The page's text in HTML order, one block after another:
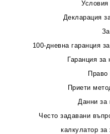
Декларация
100-дневна гаранция
Гаранция за
Право
Приети
Данни за
Често задавани
калкулатор